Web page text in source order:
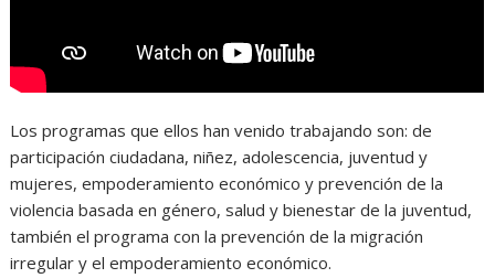
Los programas que ellos han venido trabajando son: de
participación ciudadana, niñez, adolescencia, juventud y
mujeres, empoderamiento económico y prevención de la
violencia basada en género, salud y bienestar de la juventud,
también el programa con la prevención de la migración
irregular y el empoderamiento económico.